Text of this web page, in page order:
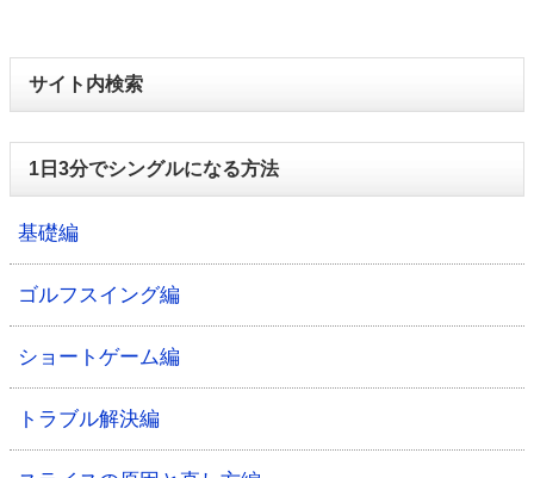
サイト内検索
1日3分でシングルになる方法
基礎編
ゴルフスイング編
ショートゲーム編
トラブル解決編